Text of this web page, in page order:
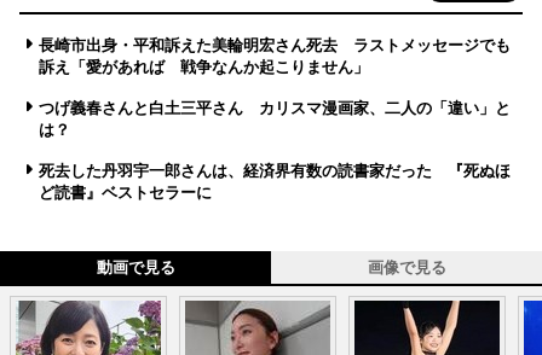
長崎市出身・平和訴えた美輪明宏さん死去 ラストメッセージでも
訴え「愛があれば 戦争なんか起こりません」
つげ義春さんと白土三平さん カリスマ漫画家、二人の「違い」と
は？
死去した丹羽宇一郎さんは、経済界有数の読書家だった 『死ぬほ
ど読書』ベストセラーに
動画で見る 画像で見る